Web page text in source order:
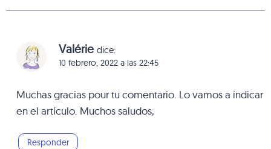
Valérie dice:
10 febrero, 2022 a las 22:45
Muchas gracias pour tu comentario. Lo vamos a indicar
en el artículo. Muchos saludos,
Responder